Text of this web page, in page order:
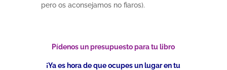
pero os aconsejamos no fiaros).
Pídenos un presupuesto para tu libro
¡Ya es hora de que ocupes un lugar en tu